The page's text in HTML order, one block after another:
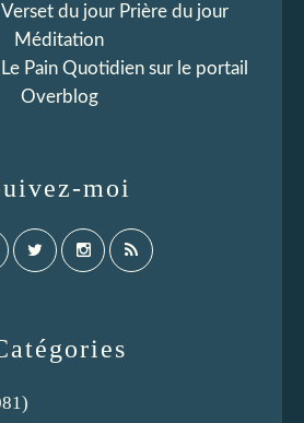
Verset du jour Prière du jour
Méditation
Le Pain Quotidiensur le portail
Overblog
moi